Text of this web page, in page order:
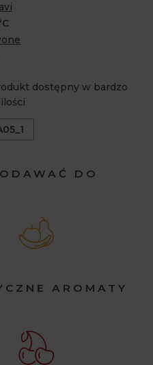
dostępny w bardzo
ilości
DO
AROMATY